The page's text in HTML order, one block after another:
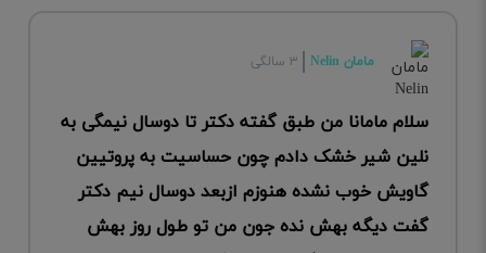
مامان Nelin ۳ سالگی
سلام مامانا من طبق گفته دکتر تا دوسال نیمگی به
نلین شیر خشک دادم چون حساسیت به پروتیین
گاویش خوب نشده هنوزم ازبعد دوسال نیم دکتر
گفت دیگه بهش نده جون من تو طول روز بهش